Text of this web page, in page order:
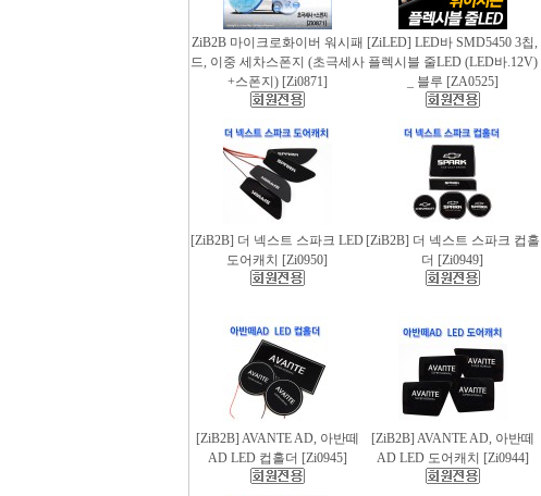
ZiB2B 마이크로화이버 워시패
드, 이중 세차스폰지 (초극세사
+스폰지) [Zi0871]
[ZiLED] LED바 SMD5450 3칩,
플렉시블 줄LED (LED바.12V)
_ 블루 [ZA0525]
[ZiB2B] 더 넥스트 스파크 LED
도어캐치 [Zi0950]
[ZiB2B] 더 넥스트 스파크 컵홀
더 [Zi0949]
[ZiB2B] AVANTE AD, 아반떼
AD LED 컵홀더 [Zi0945]
[ZiB2B] AVANTE AD, 아반떼
AD LED 도어캐치 [Zi0944]